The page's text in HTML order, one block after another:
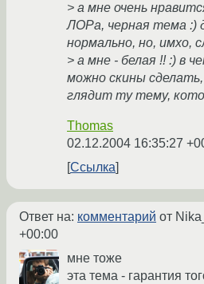
> а мне очень
ЛОРа, черная тема :)
нормально, но, имхо,
> а мне - белая !! :) в
можно скины
глядит ту тему,
Thomas
02.12.2004 16:35:27
Ссылка
Ответ на: комментарий от
+00:00
мне тоже
эта тема - гарантия